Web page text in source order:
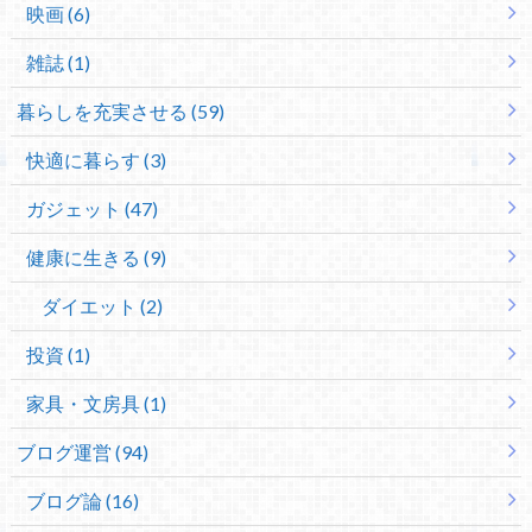
映画 (6)
雑誌 (1)
暮らしを充実させる (59)
快適に暮らす (3)
ガジェット (47)
健康に生きる (9)
ダイエット (2)
投資 (1)
家具・文房具 (1)
ブログ運営 (94)
ブログ論 (16)